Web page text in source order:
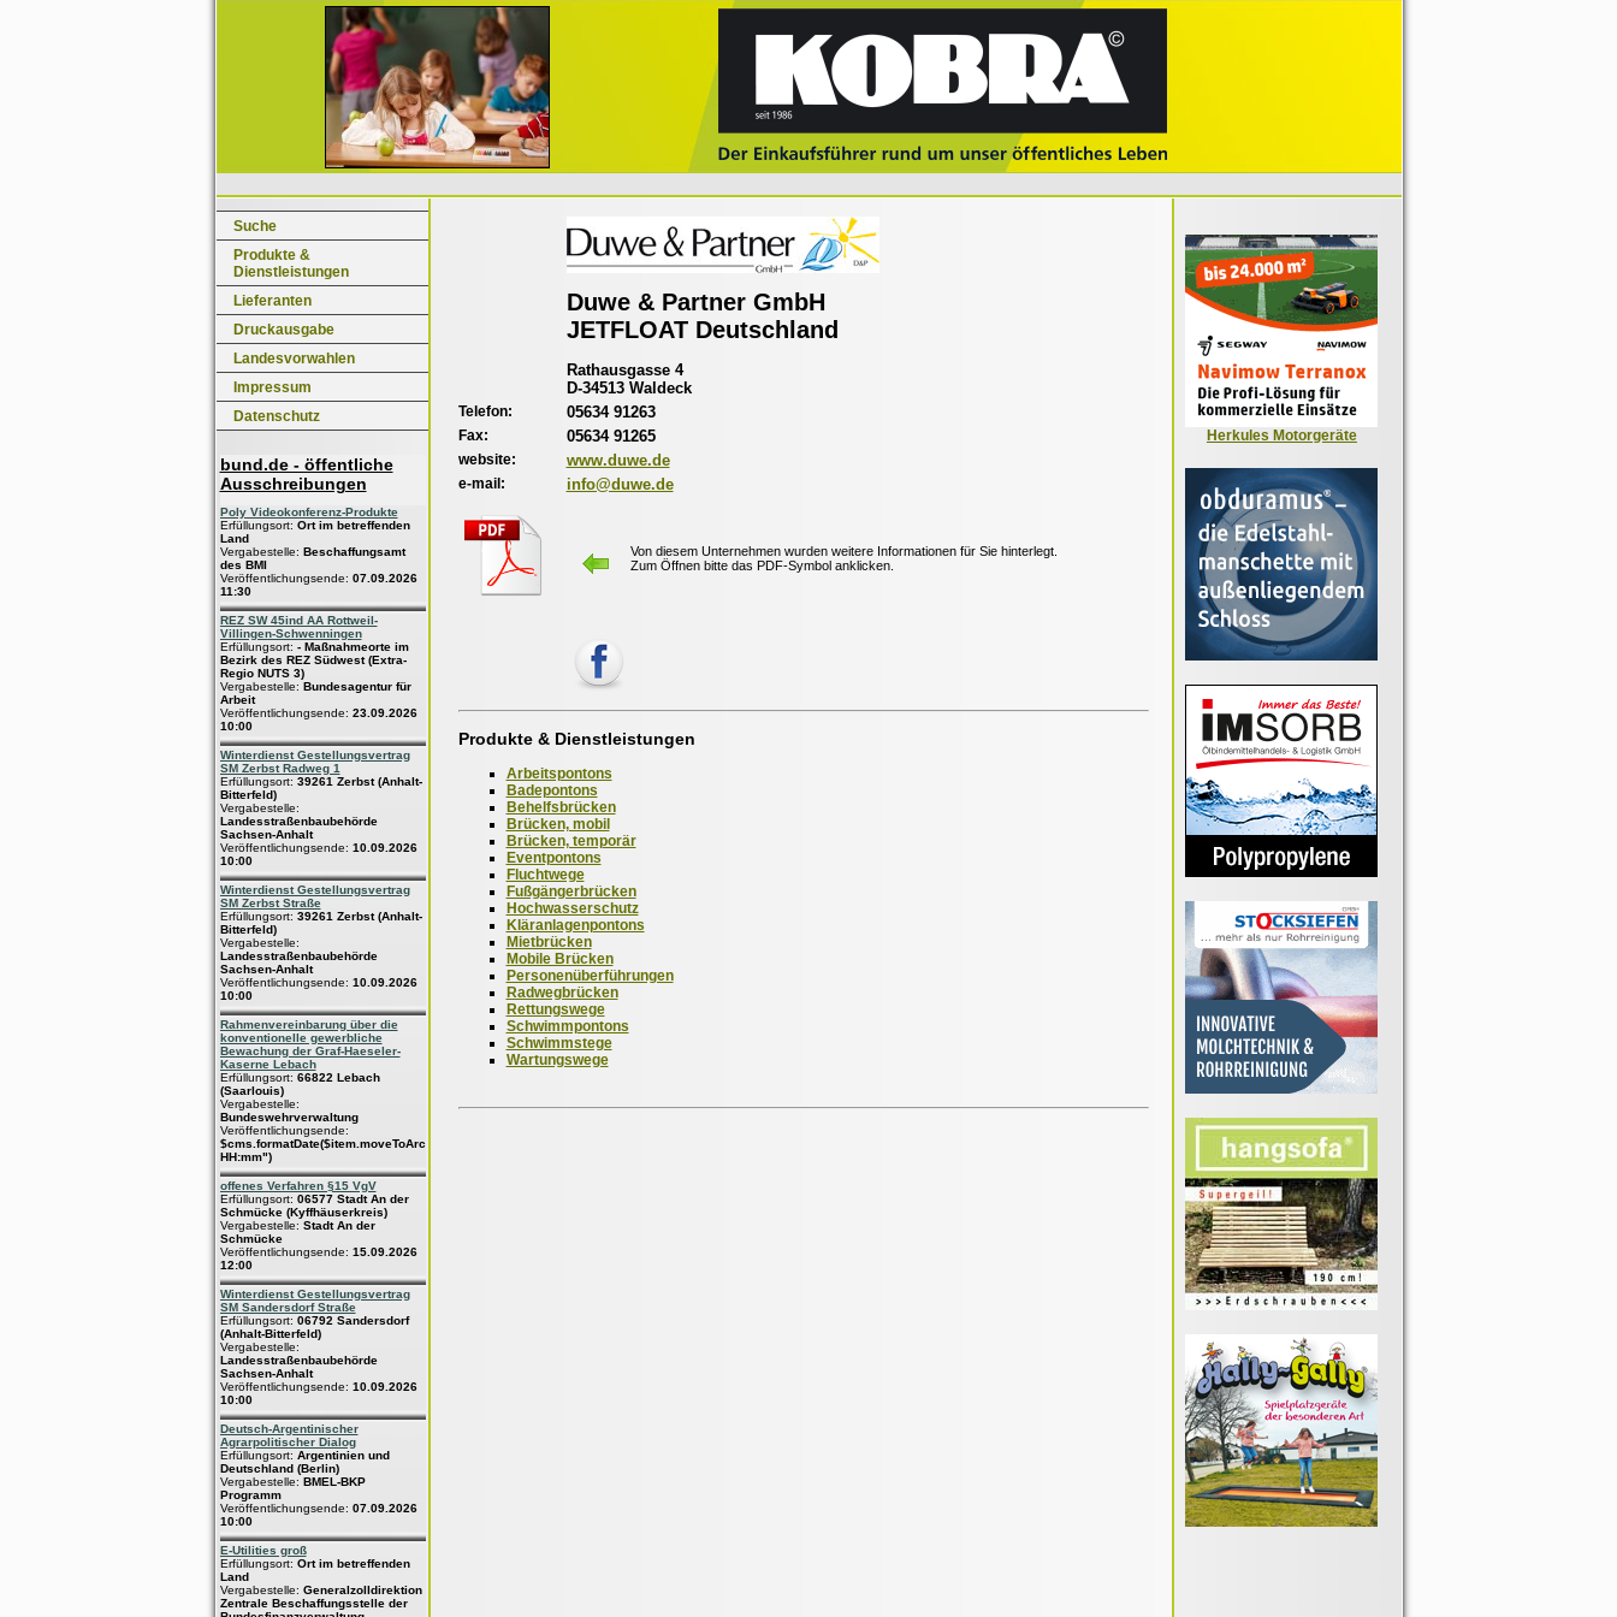
Suche
Produkte &
Dienstleistungen
Lieferanten
Druckausgabe
Landesvorwahlen
Impressum
Datenschutz
bund.de - öffentliche
Ausschreibungen
Poly Videokonferenz-Produkte
Erfüllungsort: Ort im betreffenden
Land
Vergabestelle: Beschaffungsamt
des BMI
Veröffentlichungsende: 07.09.2026
11:30
REZ SW 45ind AA Rottweil-
Villingen-Schwenningen
Erfüllungsort: - Maßnahmeorte im
Bezirk des REZ Südwest (Extra-
Regio NUTS 3)
Vergabestelle: Bundesagentur für
Arbeit
Veröffentlichungsende: 23.09.2026
10:00
Winterdienst Gestellungsvertrag
SM Zerbst Radweg 1
Erfüllungsort: 39261 Zerbst (Anhalt-
Bitterfeld)
Vergabestelle:
Landesstraßenbaubehörde
Sachsen-Anhalt
Veröffentlichungsende: 10.09.2026
10:00
Winterdienst Gestellungsvertrag
SM Zerbst Straße
Erfüllungsort: 39261 Zerbst (Anhalt-
Bitterfeld)
Vergabestelle:
Landesstraßenbaubehörde
Sachsen-Anhalt
Veröffentlichungsende: 10.09.2026
10:00
Rahmenvereinbarung über die
konventionelle gewerbliche
Bewachung der Graf-Haeseler-
Kaserne Lebach
Erfüllungsort: 66822 Lebach
(Saarlouis)
Vergabestelle:
Bundeswehrverwaltung
Veröffentlichungsende:
$cms.formatDate($item.moveToArchive,"dd.MM.yyyy
HH:mm")
offenes Verfahren §15 VgV
Erfüllungsort: 06577 Stadt An der
Schmücke (Kyffhäuserkreis)
Vergabestelle: Stadt An der
Schmücke
Veröffentlichungsende: 15.09.2026
12:00
Winterdienst Gestellungsvertrag
SM Sandersdorf Straße
Erfüllungsort: 06792 Sandersdorf
(Anhalt-Bitterfeld)
Vergabestelle:
Landesstraßenbaubehörde
Sachsen-Anhalt
Veröffentlichungsende: 10.09.2026
10:00
Deutsch-Argentinischer
Agrarpolitischer Dialog
Erfüllungsort: Argentinien und
Deutschland (Berlin)
Vergabestelle: BMEL-BKP
Programm
Veröffentlichungsende: 07.09.2026
10:00
E-Utilities groß
Erfüllungsort: Ort im betreffenden
Land
Vergabestelle: Generalzolldirektion
Zentrale Beschaffungsstelle der
Duwe & Partner GmbH
JETFLOAT Deutschland
Rathausgasse 4
D-34513 Waldeck
Telefon: 05634 91263
Fax: 05634 91265
website: www.duwe.de
e-mail: info@duwe.de
Von diesem Unternehmen wurden weitere Informationen für Sie hinterlegt.
Zum Öffnen bitte das PDF-Symbol anklicken.
Produkte & Dienstleistungen
Arbeitspontons
Badepontons
Behelfsbrücken
Brücken, mobil
Brücken, temporär
Eventpontons
Fluchtwege
Fußgängerbrücken
Hochwasserschutz
Kläranlagenpontons
Mietbrücken
Mobile Brücken
Personenüberführungen
Radwegbrücken
Rettungswege
Schwimmpontons
Schwimmstege
Wartungswege
Herkules Motorgeräte